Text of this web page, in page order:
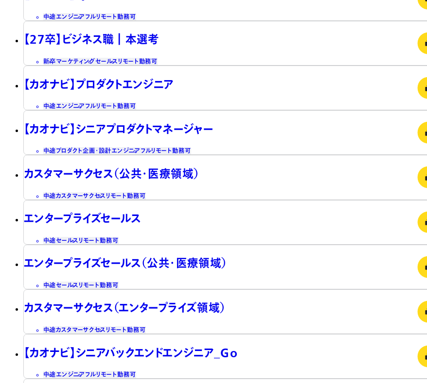
中途エンジニア フルリモート勤務可
【27卒】ビジネス職┃本選考
新卒マーケティングセールス リモート勤務可
【カオナビ】プロダクトエンジニア
中途エンジニア フルリモート勤務可
【カオナビ】シニアプロダクトマネージャー
中途プロダクト企画・設計エンジニア フルリモート勤務可
カスタマーサクセス（公共・医療領域）
中途カスタマーサクセス リモート勤務可
エンタープライズセールス
中途セールス リモート勤務可
エンタープライズセールス（公共・医療領域）
中途セールス リモート勤務可
カスタマーサクセス（エンタープライズ領域）
中途カスタマーサクセス リモート勤務可
【カオナビ】シニアバックエンドエンジニア_Go
中途エンジニア フルリモート勤務可